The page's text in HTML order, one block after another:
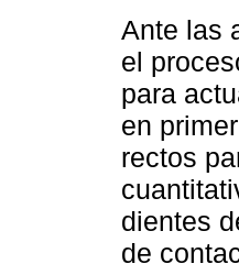
Ante las
el
para
en
rectos
dientes
de